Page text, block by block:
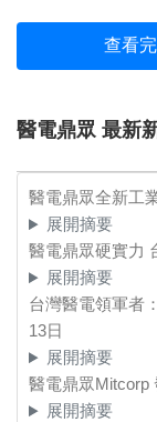
查看
醫電鼎眾 最新
醫電鼎眾全新工
展開摘要
醫電鼎眾硬實力
展開摘要
台灣醫電領軍者
13日
展開摘要
醫電鼎眾Mitcorp
展開摘要